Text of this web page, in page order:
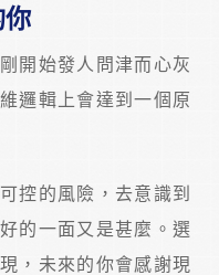
開始發人問津而心灰
邏輯上會達到一個原
控的風險，去意識到
的一面又是甚麼。選
，未來的你會感謝現